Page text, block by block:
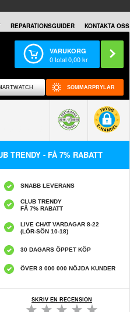
REPARATIONSGUIDER KONTAKTA OSS
VARUKORG
0total0,00kr
SOMMARPRYLAR
TRENDY - FÅ 7% RABATT
SNABB LEVERANS
CLUB TRENDY
FÅ 7% RABATT
LIVE CHAT VARDAGAR 8-22
(LÖR-SÖN 10-18)
30 DAGARS ÖPPET KÖP
ÖVER 8 000 000 NÖJDA KUNDER
SKRIV EN RECENSION